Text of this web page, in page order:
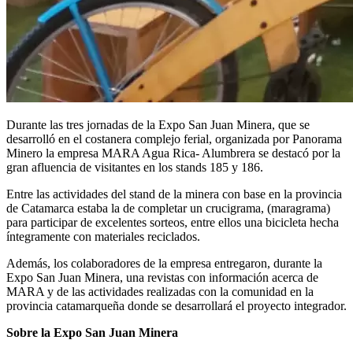
Durante las tres jornadas de la Expo San Juan Minera, que se
desarrolló en el costanera complejo ferial, organizada por Panorama
Minero la empresa MARA Agua Rica- Alumbrera se destacó por la
gran afluencia de visitantes en los stands 185 y 186.
Entre las actividades del stand de la minera con base en la provincia
de Catamarca estaba la de completar un crucigrama, (maragrama)
para participar de excelentes sorteos, entre ellos una bicicleta hecha
íntegramente con materiales reciclados.
Además, los colaboradores de la empresa entregaron, durante la
Expo San Juan Minera, una revistas con información acerca de
MARA y de las actividades realizadas con la comunidad en la
provincia catamarqueña donde se desarrollará el proyecto integrador.
Sobre la Expo San Juan Minera